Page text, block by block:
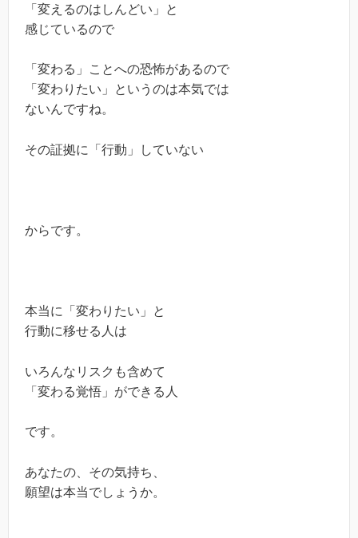
「変えるのはしんどい」と
感じているので
「変わる」ことへの恐怖があるので
「変わりたい」というのは本気では
ないんですね。
その証拠に「行動」していない
からです。
本当に「変わりたい」と
行動に移せる人は
いろんなリスクも含めて
「変わる覚悟」ができる人
です。
あなたの、その気持ち、
願望は本当でしょうか。